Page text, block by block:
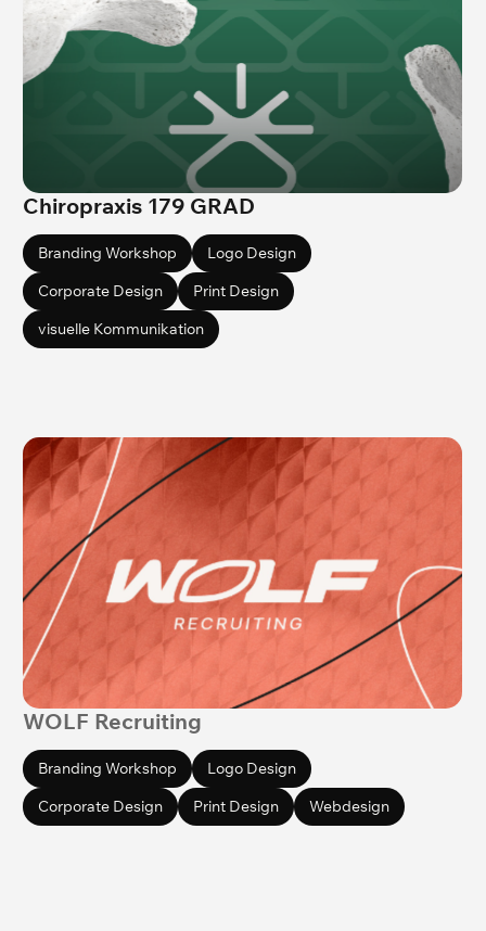
Chiropraxis 179 GRAD
Branding Workshop
Logo Design
Corporate Design
Print Design
visuelle Kommunikation
WOLF Recruiting
Branding Workshop
Logo Design
Corporate Design
Print Design Webdesign